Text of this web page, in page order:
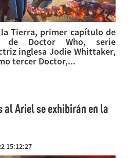
la Tierra, primer capítulo de
de Doctor Who, serie
inglesa Jodie Whittaker,
tercer Doctor,...
Ariel se exhibirán en la
15:12:27